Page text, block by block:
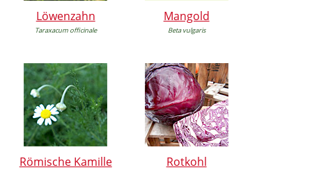
Löwenzahn
Taraxacum officinale
Mangold
Beta vulgaris
Römische Kamille Rotkohl